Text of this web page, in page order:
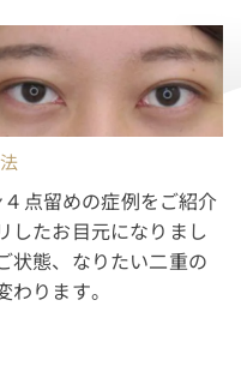
点留めの症例をご紹介
したお目元になりまし
状態、なりたい二重の
ります。